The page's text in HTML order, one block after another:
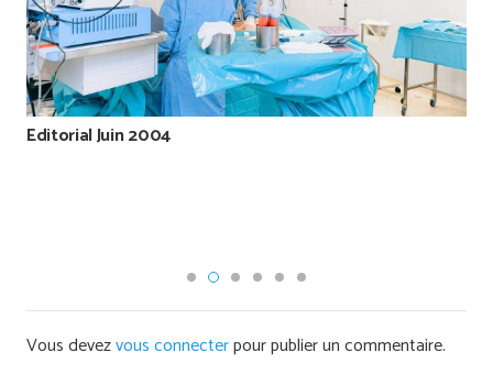
Editorial Juin 2004
Vous devezvous connecterpour publier un commentaire.